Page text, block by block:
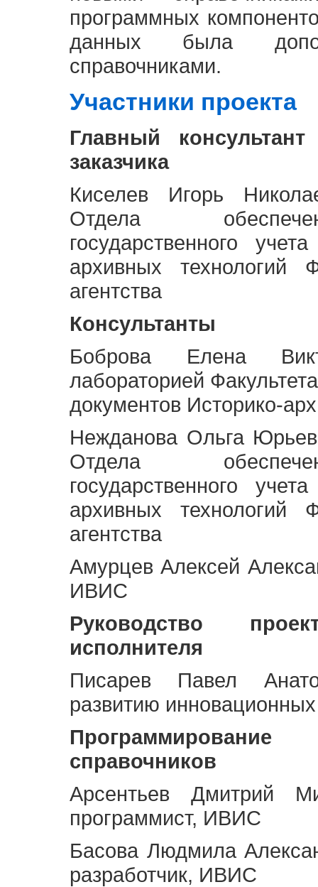
программных
данных была
справочниками.
Участники проекта
Главный
заказчика
Киселев Игорь
Отдела
государственного
архивных технологий
агентства
Консультанты
Боброва Елена
лабораторией
документов Историко-
Нежданова Ольга
Отдела
государственного
архивных технологий
агентства
Амурцев Алексей
ИВИС
Руководство
исполнителя
Писарев Павел
развитию
Программирование
справочников
Арсентьев Дмитрий
программист, ИВИС
Басова Людмила
разработчик, ИВИС